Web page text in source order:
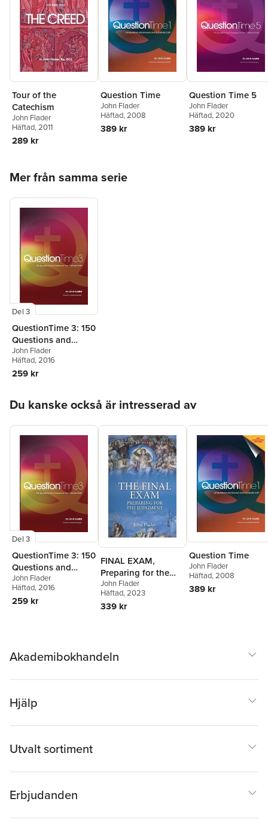
Tour of the
Catechism
John Flader
Häftad, 2011
289 kr
Question Time
John Flader
Häftad, 2008
389 kr
Question Time 5
John Flader
Häftad, 2020
389 kr
Mer från samma serie
Del 3
QuestionTime 3: 150
Questions and
Answers on the
Catholic Faith
John Flader
Häftad, 2016
259 kr
Du kanske också är intresserad av
Del 3
QuestionTime 3: 150
Questions and
Answers on the
Catholic Faith
John Flader
Häftad, 2016
259 kr
FINAL EXAM,
Preparing for the
Judgment
John Flader
Häftad, 2023
339 kr
Question Time
John Flader
Häftad, 2008
389 kr
Akademibokhandeln
Hjälp
Utvalt sortiment
Erbjudanden